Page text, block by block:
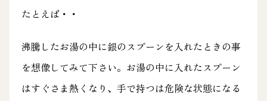
たとえば・・
沸騰したお湯の中に銀のスプーンを入れたときの事
を想像してみて下さい。お湯の中に入れたスプーン
はすぐさま熱くなり、手で持つは危険な状態になる